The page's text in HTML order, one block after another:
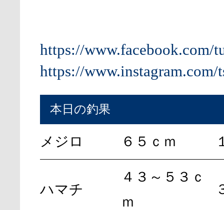
https://www.facebook.com/
https://www.instagram.com/
本日の釣果
メジロ ６５ｃｍ
ハマチ
４３～５３ｃ
ｍ